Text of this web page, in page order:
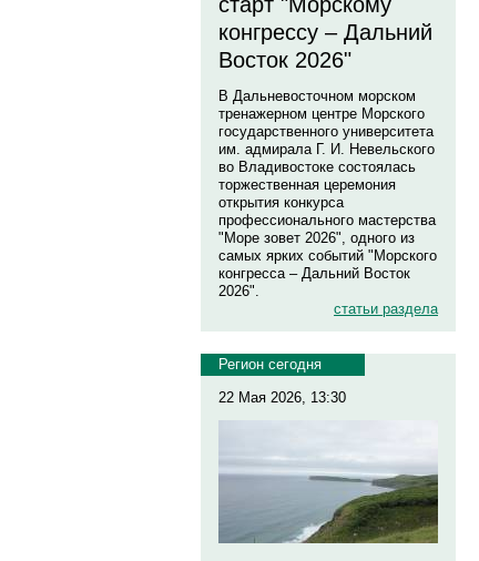
конгрессу – Дальний
Восток 2026"
В Дальневосточном морском
тренажерном центре Морского
государственного университета
им. адмирала Г. И. Невельского
во Владивостоке состоялась
торжественная церемония
открытия конкурса
профессионального мастерства
"Море зовет 2026", одного из
самых ярких событий "Морского
конгресса – Дальний Восток
2026".
статьи раздела
Регион сегодня
22 Мая 2026, 13:30